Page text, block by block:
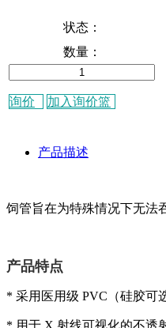
状态：
数量：
询价 加入询价篮
产品描述
饲管旨在为特殊情况下无法
产品特点
* 采用医用级 PVC（硅胶可
* 用于 X 射线可视化的不透